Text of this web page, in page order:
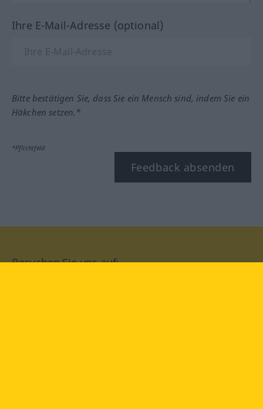
Ihre E-Mail-Adresse (optional)
Bitte bestätigen Sie, dass Sie ein Mensch sind, indem Sie ein
Häkchen setzen.*
*Pflichtfeld
Feedback absenden
Besuchen Sie uns auf: